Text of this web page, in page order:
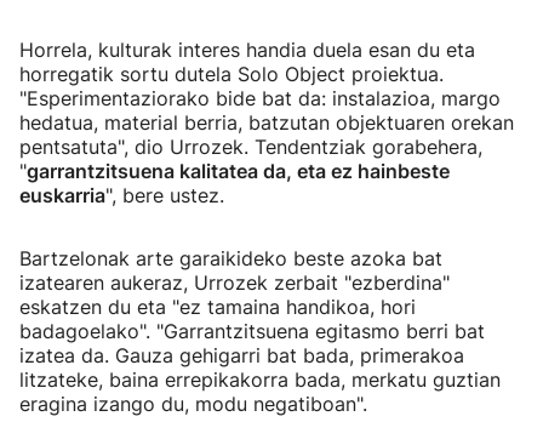
Horrela, kulturak interes handia duela esan du eta
horregatik sortu dutela Solo Object proiektua.
"Esperimentaziorako bide bat da: instalazioa, margo
hedatua, material berria, batzutan objektuaren orekan
pentsatuta", dio Urrozek. Tendentziak gorabehera,
"garrantzitsuena kalitatea da, eta ez hainbeste
euskarria", bere ustez.
Bartzelonak arte garaikideko beste azoka bat
izatearen aukeraz, Urrozek zerbait "ezberdina"
eskatzen du eta "ez tamaina handikoa, hori
badagoelako". "Garrantzitsuena egitasmo berri bat
izatea da. Gauza gehigarri bat bada, primerakoa
litzateke, baina errepikakorra bada, merkatu guztian
eragina izango du, modu negatiboan".